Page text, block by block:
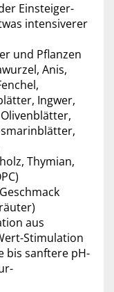
Einsteiger-
intensiverer
und Pflanzen
Anis,
Ingwer,
Thymian,
aus
Stimulation
bis sanftere pH-